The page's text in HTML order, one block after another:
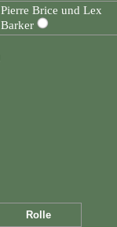
Pierre Brice und Lex
Barker
Rolle